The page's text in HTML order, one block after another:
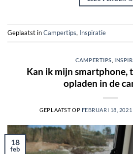
Geplaatst inCampertips, Inspiratie
CAMPERTIPS
Kan ik mijn smartphone,
opladen in de
GEPLAATST OP FEBRUARI 18, 2021
18
feb